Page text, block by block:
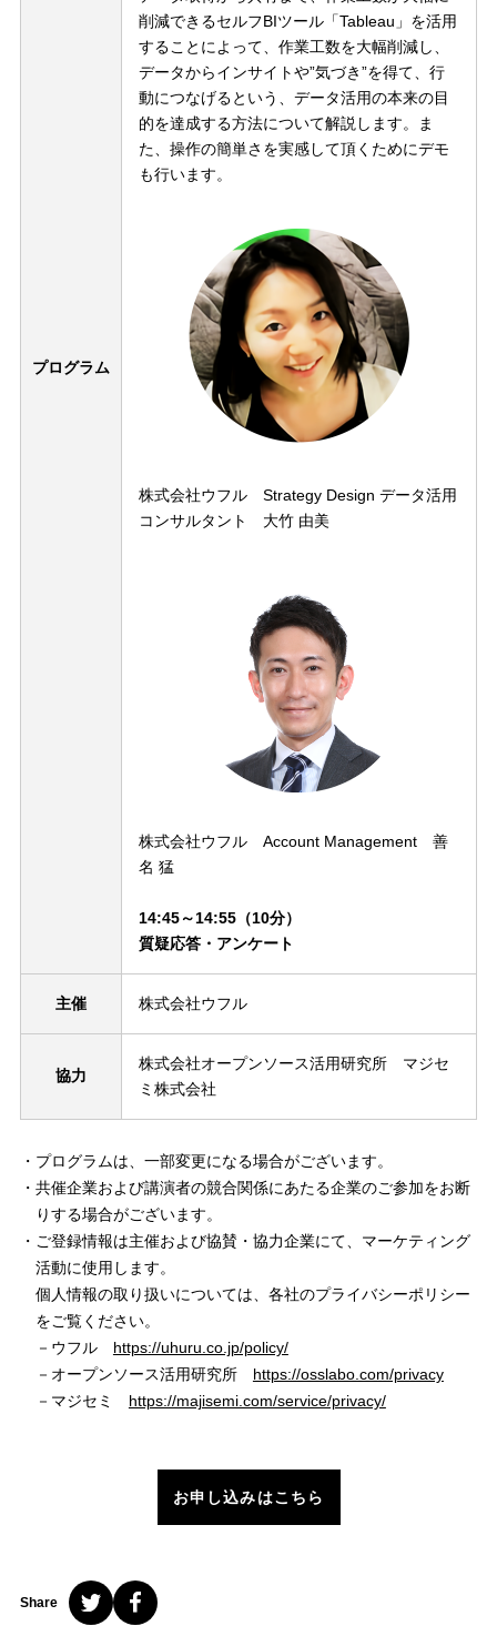
プログラム
削減できるセルフBIツール「Tableau」を活用
することによって、作業工数を大幅削減し、
データからインサイトや”気づき”を得て、行
動につなげるという、データ活用の本来の目
的を達成する方法について解説します。ま
た、操作の簡単さを実感して頂くためにデモ
も行います。
株式会社ウフル Strategy Design データ活用
コンサルタント 大竹 由美
株式会社ウフル Account Management 善
名 猛
14:45～14:55（10分）
質疑応答・アンケート
主催 株式会社ウフル
協力
株式会社オープンソース活用研究所 マジセ
ミ株式会社
プログラムは、一部変更になる場合がございます。
共催企業および講演者の競合関係にあたる企業のご参加をお断
りする場合がございます。
ご登録情報は主催および協賛・協力企業にて、マーケティング
活動に使用します。
個人情報の取り扱いについては、各社のプライバシーポリシー
をご覧ください。
－ウフル https://uhuru.co.jp/policy/
－オープンソース活用研究所 https://osslabo.com/privacy
－マジセミ https://majisemi.com/service/privacy/
お申し込みはこちら
Share